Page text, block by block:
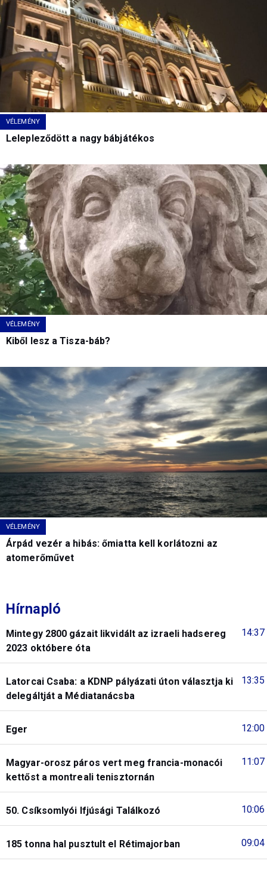
VÉLEMÉNY
Lelepleződött a nagy bábjátékos
VÉLEMÉNY
Kiből lesz a Tisza-báb?
VÉLEMÉNY
Árpád vezér a hibás: őmiatta kell korlátozni az
atomerőművet
Hírnapló
14:37
Mintegy 2800 gázait likvidált az izraeli hadsereg
2023 októbere óta
13:35
Latorcai Csaba: a KDNP pályázati úton választja ki
delegáltját a Médiatanácsba
12:00
Eger
11:07
Magyar-orosz páros vert meg francia-monacói
kettőst a montreali tenisztornán
10:06
50. Csíksomlyói Ifjúsági Találkozó
09:04
185 tonna hal pusztult el Rétimajorban